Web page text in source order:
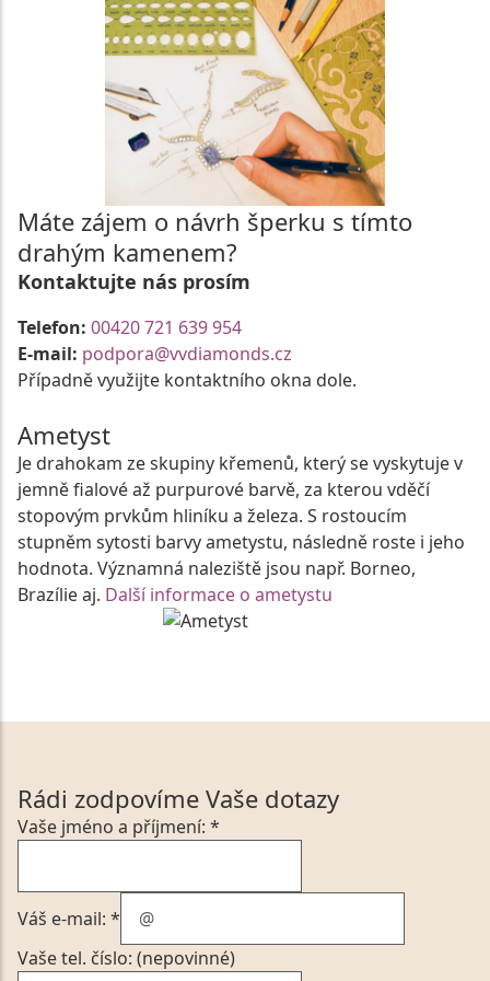
Máte zájem o návrh šperku s tímto
drahým kamenem?
Kontaktujte nás prosím
Telefon: 00420 721 639 954
E-mail: podpora@vvdiamonds.cz
Případně využijte kontaktního okna dole.
Ametyst
Je drahokam ze skupiny křemenů, který se vyskytuje v
jemně fialové až purpurové barvě, za kterou vděčí
stopovým prvkům hliníku a železa. S rostoucím
stupněm sytosti barvy ametystu, následně roste i jeho
hodnota. Významná naleziště jsou např. Borneo,
Brazílie aj. Další informace o ametystu
Rádi zodpovíme Vaše dotazy
Vaše jméno a příjmení: *
Váš e-mail: *
Vaše tel. číslo: (nepovinné)